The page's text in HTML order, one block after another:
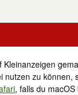
Kleinanzeigen
nutzen zu
, falls du macOS